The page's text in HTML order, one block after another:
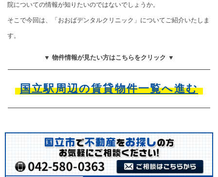
院についての情報が知りたいのではないでしょうか。
そこで今回は、「おおばデンタルクリニック」についてご紹介いたしま
す。
▼ 物件情報が見たい方はこちらをクリック ▼
国立駅周辺の賃貸物件一覧へ進む